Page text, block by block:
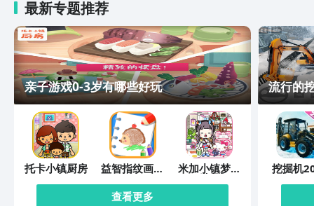
最新专题推荐
亲子游戏0-3岁有哪些好玩
托卡小镇厨房 益智指纹画画
板
米加小镇梦幻
世界
查看更多
流行的
挖掘机